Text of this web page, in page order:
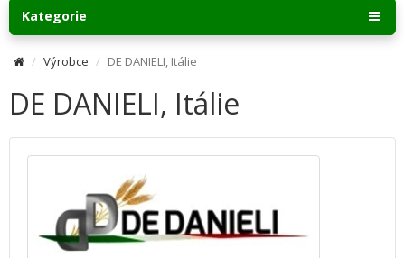
Kategorie
Výrobce DE DANIELI, Itálie
DE DANIELI, Itálie